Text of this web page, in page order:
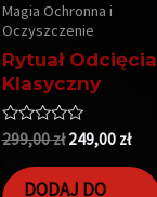
Magia Ochronna i
Oczyszczenie
Rytuał Odcięcia
Klasyczny
Oceniono
0
5
299,00zł 249,00 zł
DODAJ DO